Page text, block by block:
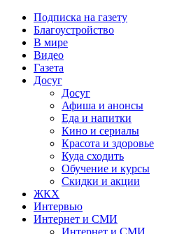
Подписка на газету
Благоустройство
В мире
Видео
Газета
Досуг
Досуг
Афиша и анонсы
Еда и напитки
Кино и сериалы
Красота и здоровье
Куда сходить
Обучение и курсы
Скидки и акции
ЖКХ
Интервью
Интернет и СМИ
Интернет и СМИ